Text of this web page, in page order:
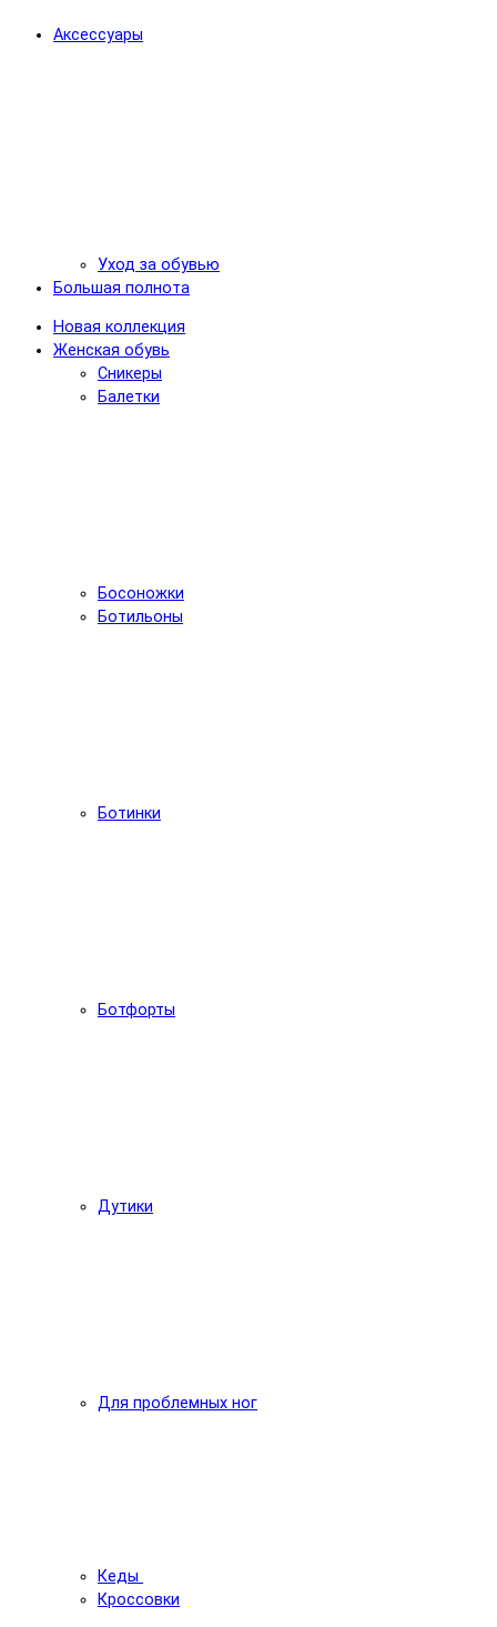
Аксессуары
Уход за обувью
Большая полнота
Новая коллекция
Женская обувь
Сникеры
Балетки
Босоножки
Ботильоны
Ботинки
Ботфорты
Дутики
Для проблемных ног
Кеды
Кроссовки